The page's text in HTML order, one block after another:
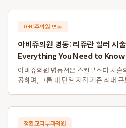
서 자동 저장 및 학생 자료 배포...
아비쥬의원 명동
아비쥬의원 명동: 리쥬란 힐러 시
Everything You Need to Know
아비쥬의원 명동점은 스킨부스터 시술
공하며, 그룹 내 단일 지점 기준 최대
할 수 있으며, 명동역...
정환교피부과의원